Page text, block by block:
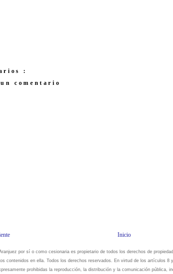
:
comentario
Inicio
por sí o como cesionaria es propietario de todos los derechos de
contenidos en ella. Todos los derechos reservados. En virtud de los artículos 8
prohibidas la reproducción, la distribución y la comunicación pública,